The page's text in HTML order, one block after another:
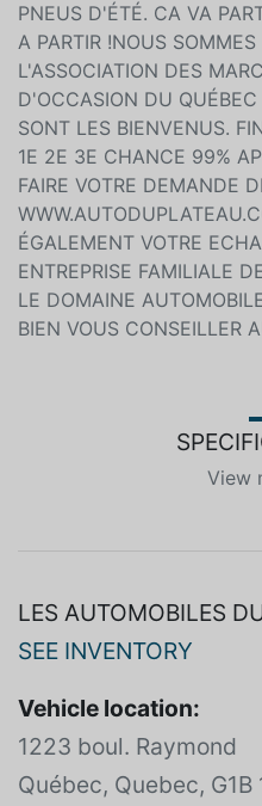
PNEUS D'ÉTÉ. CA VA
A PARTIR !NOUS
L'ASSOCIATION DES
D'OCCASION DU
SONT LES BIENVENUS.
1E 2E 3E CHANCE 99%
FAIRE VOTRE DEMANDE
ÉGALEMENT VOTRE
ENTREPRISE FAMILIALE
LE DOMAINE
BIEN VOUS CONSEILLER
View
LES AUTOMOBILES
SEE INVENTORY
Vehicle location:
1223 boul. Raymond
Québec, Quebec, G1B